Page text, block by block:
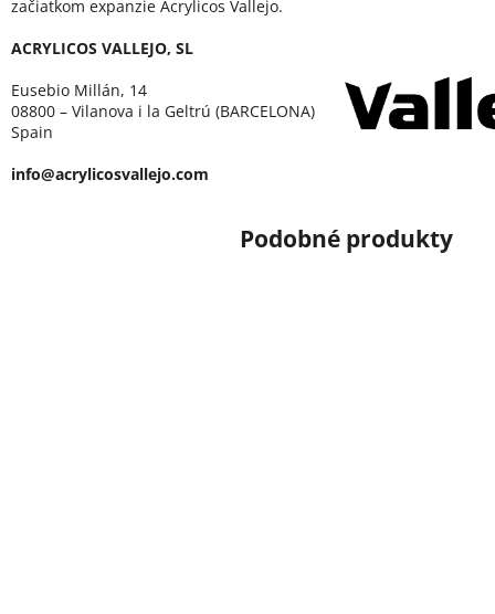
začiatkom expanzie Acrylicos Vallejo.
ACRYLICOS VALLEJO, SL
Eusebio Millán, 14
08800 – Vilanova i la Geltrú (BARCELONA)
Spain
info@acrylicosvallejo.com